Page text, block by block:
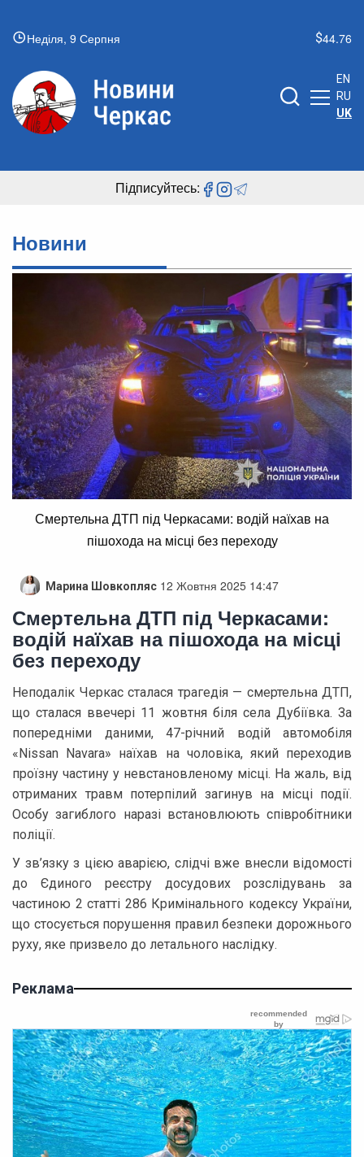
Неділя, 9 Серпня 44.76
EN
RU
UK
Підписуйтесь:
Новини
Смертельна ДТП під Черкасами: водій наїхав на
пішохода на місці без переходу
Марина Шовкопляс 12 Жовтня 2025 14:47
Смертельна ДТП під Черкасами:
водій наїхав на пішохода на місці
без переходу
Неподалік Черкас сталася трагедія — смертельна ДТП,
що сталася ввечері 11 жовтня біля села Дубіївка. За
попередніми даними, 47-річний водій автомобіля
«Nissan Navara» наїхав на чоловіка, який переходив
проїзну частину у невстановленому місці. На жаль, від
отриманих травм потерпілий загинув на місці події.
Особу загиблого наразі встановлюють співробітники
поліції.
У зв’язку з цією аварією, слідчі вже внесли відомості
до Єдиного реєстру досудових розслідувань за
частиною 2 статті 286 Кримінального кодексу України,
що стосується порушення правил безпеки дорожнього
руху, яке призвело до летального наслідку.
Реклама